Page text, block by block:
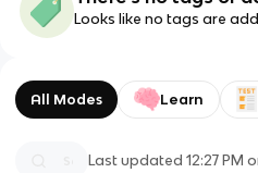
Looks like no tags are
All Modes Learn
Last updated12:27 PM